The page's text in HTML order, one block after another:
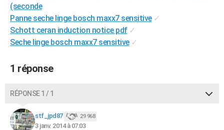
CARTE DE VOEUX
Carte de Noël
Carte Bonne année
Carte Saint-Valentin
Carte Pâques
Carte d'anniversaire
DICTIONNAIRE
S'inscrire
Se connecter
Lycées
Collèges
Primaires
Universités
Entreprises
Service militaire
Avis de recherche
AVIS DE DÉCÈS
FORUM
(seconde
Panne seche linge bosch maxx7 sensitive ✓
Schott ceran induction notice pdf ✓
Seche linge bosch maxx7 sensitive ✓
1 réponse
RÉPONSE 1 / 1
stf_jpd87 29 968
3 janv. 2014 à 07:03